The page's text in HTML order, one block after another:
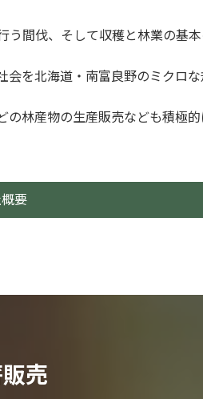
間伐、そして収穫と林業の基本
を北海道・南富良野のミクロな
林産物の生産販売なども積極的
要
売